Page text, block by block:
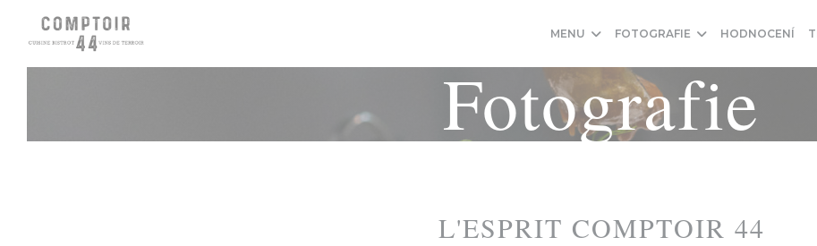
Panel pro správu cookies
MENU FOTOGRAFIE HODNOCENÍ
Fotografie
L'ESPRIT COMPTOIR 44